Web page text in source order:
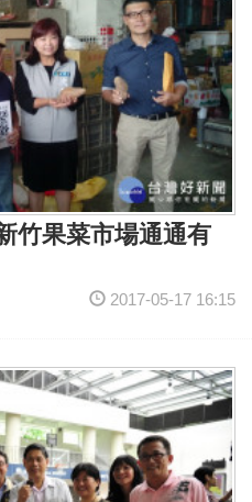
竹果菜市場通通有
2017-05-17 16:15